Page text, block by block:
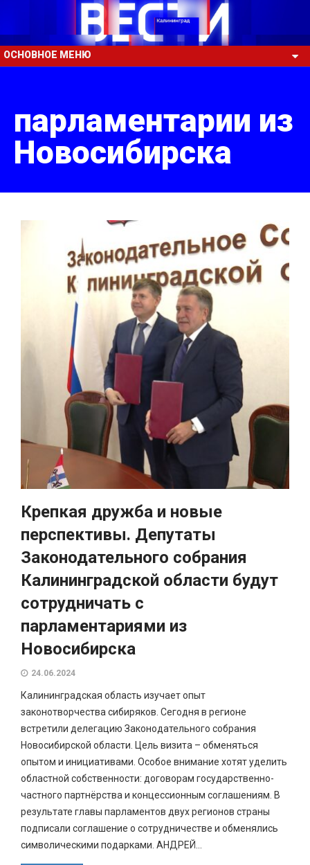
ОСНОВНОЕ МЕНЮ
парламентарии из
Новосибирска
Крепкая дружба и новые
перспективы. Депутаты
Законодательного собрания
Калининградской области будут
сотрудничать с
парламентариями из
Новосибирска
24.06.2024
Калининградская область изучает опыт
законотворчества сибиряков. Сегодня в регионе
встретили делегацию Законодательного собрания
Новосибирской области. Цель визита – обменяться
опытом и инициативами. Особое внимание хотят уделить
областной собственности: договорам государственно-
частного партнёрства и концессионным соглашениям. В
результате главы парламентов двух регионов страны
подписали соглашение о сотрудничестве и обменялись
символическими подарками. АНДРЕЙ...